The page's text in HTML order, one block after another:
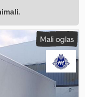
Mali oglas